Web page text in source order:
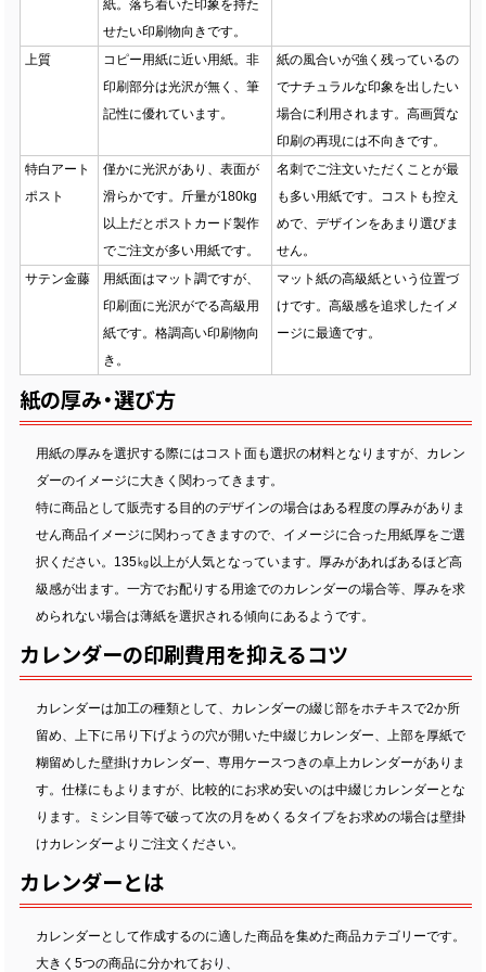
紙。落ち着いた印象を持た
せたい印刷物向きです。
上質
コピー用紙に近い用紙。非
印刷部分は光沢が無く、筆
記性に優れています。
紙の風合いが強く残っているの
でナチュラルな印象を出したい
場合に利用されます。高画質な
印刷の再現には不向きです。
特白アート
ポスト
僅かに光沢があり、表面が
滑らかです。斤量が180kg
以上だとポストカード製作
でご注文が多い用紙です。
名刺でご注文いただくことが最
も多い用紙です。コストも控え
めで、デザインをあまり選びま
せん。
サテン金藤
用紙面はマット調ですが、
印刷面に光沢がでる高級用
紙です。格調高い印刷物向
き。
マット紙の高級紙という位置づ
けです。高級感を追求したイメ
ージに最適です。
紙の厚み・選び方
用紙の厚みを選択する際にはコスト面も選択の材料となりますが、カレン
ダーのイメージに大きく関わってきます。
特に商品として販売する目的のデザインの場合はある程度の厚みがありま
せん商品イメージに関わってきますので、イメージに合った用紙厚をご選
択ください。135㎏以上が人気となっています。厚みがあればあるほど高
級感が出ます。一方でお配りする用途でのカレンダーの場合等、厚みを求
められない場合は薄紙を選択される傾向にあるようです。
カレンダーの印刷費用を抑えるコツ
カレンダーは加工の種類として、カレンダーの綴じ部をホチキスで2か所
留め、上下に吊り下げようの穴が開いた中綴じカレンダー、上部を厚紙で
糊留めした壁掛けカレンダー、専用ケースつきの卓上カレンダーがありま
す。仕様にもよりますが、比較的にお求め安いのは中綴じカレンダーとな
ります。ミシン目等で破って次の月をめくるタイプをお求めの場合は壁掛
けカレンダーよりご注文ください。
カレンダーとは
カレンダーとして作成するのに適した商品を集めた商品カテゴリーです。
大きく5つの商品に分かれており、